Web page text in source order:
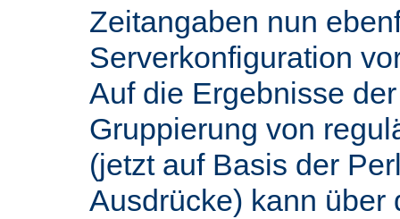
Zeitangaben nun
Serverkonfiguration
Auf die Ergebnisse
Gruppierung von
(jetzt auf Basis der
Ausdrücke) kann über